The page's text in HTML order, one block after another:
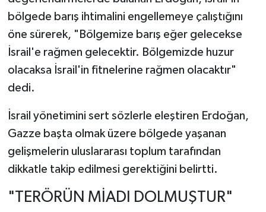
bölgede barış ihtimalini engellemeye çalıştığını
öne sürerek, "Bölgemize barış eğer gelecekse
İsrail'e rağmen gelecektir. Bölgemizde huzur
olacaksa İsrail'in fitnelerine rağmen olacaktır"
dedi.
İsrail yönetimini sert sözlerle eleştiren Erdoğan,
Gazze başta olmak üzere bölgede yaşanan
gelişmelerin uluslararası toplum tarafından
dikkatle takip edilmesi gerektiğini belirtti.
"TERÖRÜN MİADI DOLMUŞTUR"